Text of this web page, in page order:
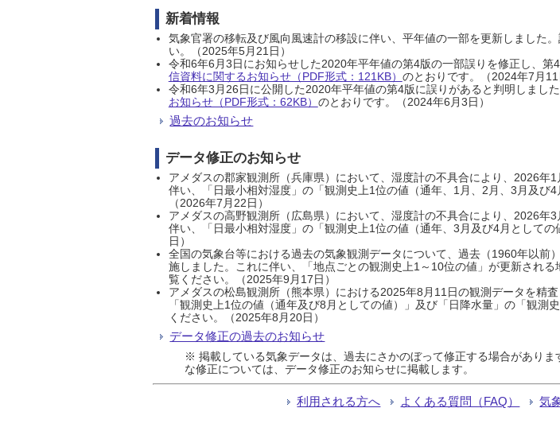
新着情報
気象官署の移転及び風向風速計の移設に伴い、平年値の一部を更新しました
い。（2025年5月21日）
令和6年6月3日にお知らせした2020年平年値の第4版の一部誤りを修正し、
信資料に関するお知らせ（PDF形式：121KB） のとおりです。（2024年7月11
令和6年3月26日に公開した2020年平年値の第4版に誤りがあると判明しまし
お知らせ（PDF形式：62KB） のとおりです。（2024年6月3日）
過去のお知らせ
データ修正のお知らせ
アメダスの郡家観測所（兵庫県）において、湿度計の不具合により、2026
伴い、「日最小相対湿度」の「観測史上1位の値（通年、1月、2月、3月及び
（2026年7月22日）
アメダスの高野観測所（広島県）において、湿度計の不具合により、2026
伴い、「日最小相対湿度」の「観測史上1位の値（通年、3月及び4月として
日）
全国の気象台等における過去の気象観測データについて、過去（1960年以
施しました。これに伴い、「地点ごとの観測史上1～10位の値」が更新される
覧ください。（2025年9月17日）
アメダスの松島観測所（熊本県）における2025年8月11日の観測データを精
「観測史上1位の値（通年及び8月としての値）」及び「日降水量」の「観
ください。（2025年8月20日）
データ修正の過去のお知らせ
※ 掲載している気象データは、過去にさかのぼって修正する場合があり
な修正については、データ修正のお知らせに掲載します。
利用される方へ よくある質問（FAQ） 気